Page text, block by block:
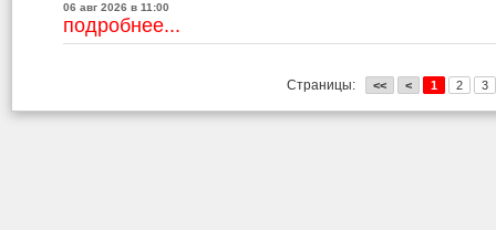
06 авг 2026 в 11:00
подробнее...
Страницы: << < 1 2 3